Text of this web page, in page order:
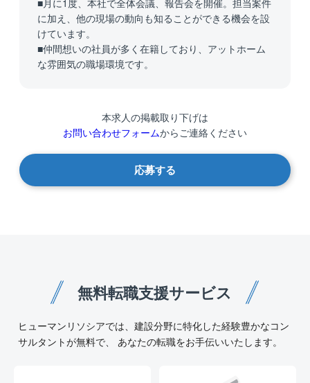
■月に1度、本社で全体会議、報告会を開催。担当案件
に加え、他の現場の動向も知ることができる機会を設
けています。
■仲間想いの社員が多く在籍しており、アットホーム
な雰囲気の職場環境です。
本求人の掲載取り下げは
お問い合わせフォームからご連絡ください
応募する
無料転職支援サービス
ヒューマンリソシアでは、建設分野に特化した経験豊かなコン
サルタントが無料で、 あなたの転職をお手伝いいたします。